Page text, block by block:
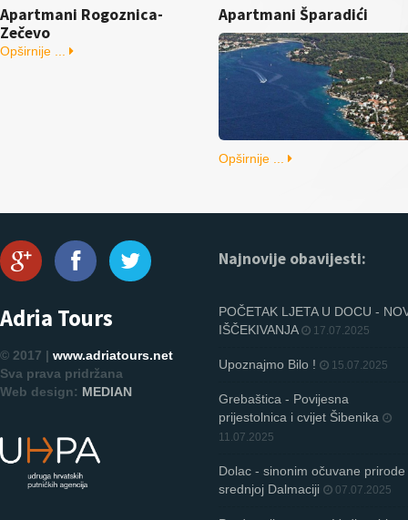
Apartmani Rogoznica-
Zečevo
Opširnije ...
Apartmani Šparadići
Opširnije ...
Adria Tours
© 2017 | www.adriatours.net
Sva prava pridržana
Web design: MEDIAN
Najnovije obavijesti:
POČETAK LJETA U DOCU -
IŠČEKIVANJA
17.07.2025
Upoznajmo Bilo ! 15.07.2025
Grebaštica - Povijesna
prijestolnica i cvijet Šibenika
11.07.2025
Dolac - sinonim očuvane prirode
srednjoj Dalmaciji
07.07.2025